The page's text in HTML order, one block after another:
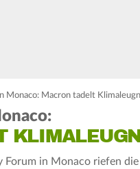
Monaco: Macron tadelt
Forum in Monaco riefen